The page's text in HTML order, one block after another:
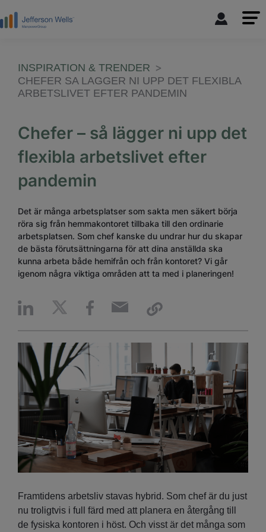
INSPIRATION & TRENDER
CHEFER SA LAGGER NI UPP DET FLEXIBLA
ARBETSLIVET EFTER PANDEMIN
Chefer – så lägger ni upp det
flexibla arbetslivet efter
pandemin
Det är många arbetsplatser som sakta men säkert börja
röra sig från hemmakontoret tillbaka till den ordinarie
arbetsplatsen. Som chef kanske du undrar hur du skapar
de bästa förutsättningarna för att dina anställda ska
kunna arbeta både hemifrån och från kontoret? Vi går
igenom några viktiga områden att ta med i planeringen!
Framtidens arbetsliv stavas hybrid. Som chef är du just
nu troligtvis i full färd med att planera en återgång till
de fysiska kontoren i höst. Och visst är det många som